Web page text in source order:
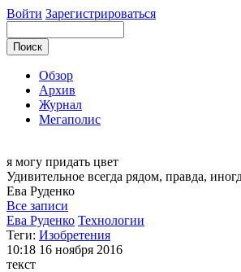
Войти Зарегистрироваться
Обзор
Архив
Журнал
Мегаполис
я могу придать цвет
Удивительное всегда рядом, правда,
Ева Руденко
Все записи
Ева Руденко Технологии
Теги: Изобретения
10:18 16 ноября 2016
текст